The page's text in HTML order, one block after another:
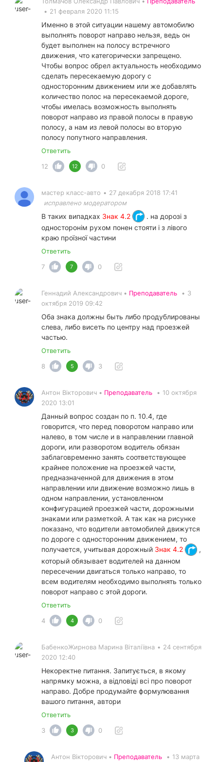
• 21 февраля 2020 11:15
Именно в этой ситуации нашему автомобилю
выполнять поворот направо нельзя, ведь он
будет выполнен на полосу встречного
движения, что категорически запрещено.
Чтобы вопрос обрел актуальность необходимо
сделать пересекаемую дорогу с
односторонним движением или же добавлять
количество полос на пересекаемой дороге,
чтобы имелась возможность выполнять
поворот направо из правой полосы в правую
полосу, а нам из левой полосы во вторую
полосу попутного направления.
Ответить
12
12 0
мастер класс-авто • 27 декабря 2018 17:41
исправлено модератором
В таких випадках Знак 4.2
. на дорозі з
односторонім рухом понен стояти і з лівого
краю проїзної частини
Ответить
7
7 0
Геннадий Александрович • Преподаватель • 3
октября 2019 09:42
Оба знака должны быть либо продублированы
слева, либо висеть по центру над проезжей
частью.
Ответить
8
5 3
Антон Вікторович • Преподаватель • 10 октября
2020 13:01
Данный вопрос создан по п. 10.4, где
говорится, что перед поворотом направо или
налево, в том числе и в направлении главной
дороги, или разворотом водитель обязан
заблаговременно занять соответствующее
крайнее положение на проезжей части,
предназначенной для движения в этом
направлении или движение возможно лишь в
одном направлении, установленном
конфигурацией проезжей части, дорожными
знаками или разметкой. А так как на рисунке
показано, что водители автомобилей движутся
по дороге с односторонним движением, то
получается, учитывая дорожный Знак 4.2
,
который обязывает водителей на данном
пересечении двигаться только направо, то
всем водителям необходимо выполнять только
поворот направо с этой дороги.
Ответить
4
4 0
БабенкоЖирнова Марина Віталіївна • 24 сентября
2020 12:40
Некоректне питання. Запитується, в якому
напрямку можна, а відповіді всі про поворот
направо. Добре продумайте формулювання
вашого питання, автори
Ответить
3
3 0
Антон Вікторович • Преподаватель • 13 марта